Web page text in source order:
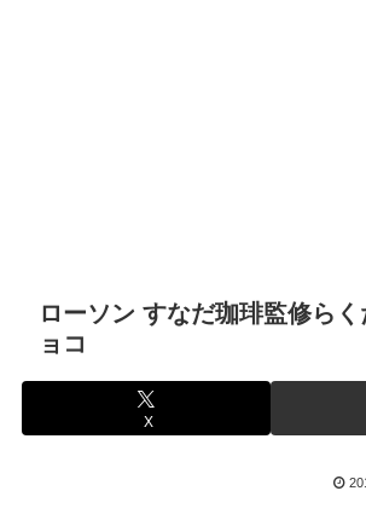
ローソン すなだ珈琲監修ら
ョコ
X